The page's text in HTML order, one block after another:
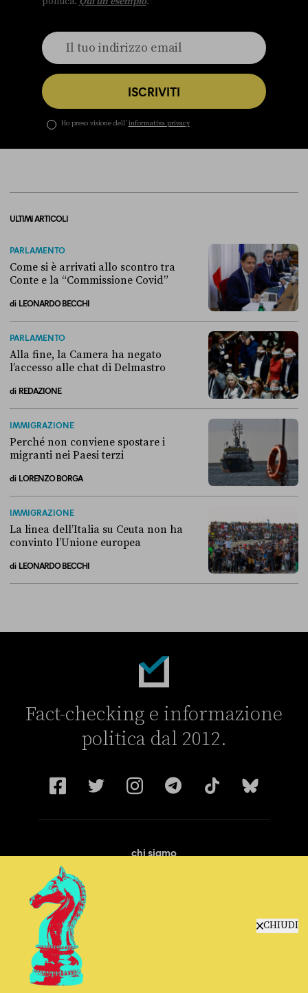
CHIUDI
ISCRIVITI
Ho preso visione dell’ informativa privacy
ULTIMI ARTICOLI
PARLAMENTO
Come si è arrivati allo scontro tra
Conte e la “Commissione Covid”
di LEONARDO BECCHI
PARLAMENTO
Alla fine, la Camera ha negato
l’accesso alle chat di Delmastro
di REDAZIONE
IMMIGRAZIONE
Perché non conviene spostare i
migranti nei Paesi terzi
di LORENZO BORGA
IMMIGRAZIONE
La linea dell’Italia su Ceuta non ha
convinto l’Unione europea
di LEONARDO BECCHI
Fact-checking e informazione
politica dal 2012.
chi siamo